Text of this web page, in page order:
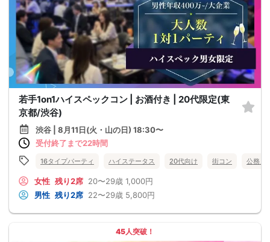
若手1on1ハイスペックコン | お酒付き | 20代限定(東
京都/渋谷)
渋谷 | 8月11日(火・山の日) 18:30〜
受付終了まで22時間
16タイプパーティ ハイステータス 20代向け 街コン 公務員
女性 残り2席 20〜29歳 1,000円
男性 残り2席 22〜29歳 5,800円
45人突破！